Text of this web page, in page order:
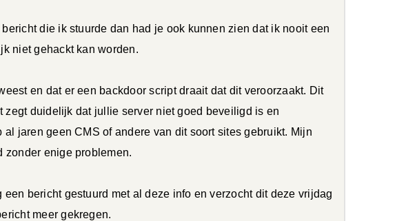
die ik stuurde dan had je ook kunnen zien dat ik nooit een
niet gehackt kan worden.
en dat er een backdoor script draait dat dit veroorzaakt. Dit
duidelijk dat jullie server niet goed beveiligd is en
jaren geen CMS of andere van dit soort sites gebruikt. Mijn
zonder enige problemen.
bericht gestuurd met al deze info en verzocht dit deze vrijdag
meer gekregen.